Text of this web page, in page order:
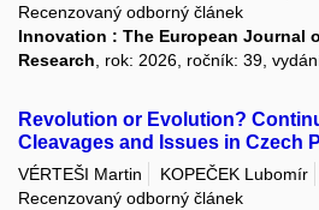
Recenzovaný odborný článek
Innovation : The European Journal
Research, rok: 2026, ročník: 39,
Revolution or Evolution?
Cleavages and Issues in Czech
VÉRTEŠI Martin KOPEČEK Lubomír
Recenzovaný odborný článek